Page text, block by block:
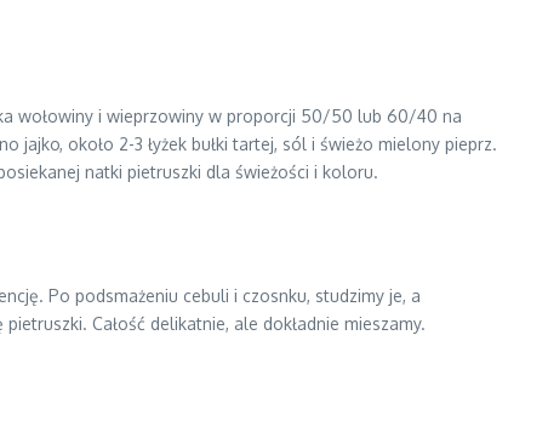
wołowiny i wieprzowiny w proporcji 50/50 lub 60/40 na
jajko, około 2-3 łyżek bułki tartej, sól i świeżo mielony pieprz.
natki pietruszki dla świeżości i koloru.
Po podsmażeniu cebuli i czosnku, studzimy je, a
Całość delikatnie, ale dokładnie mieszamy.